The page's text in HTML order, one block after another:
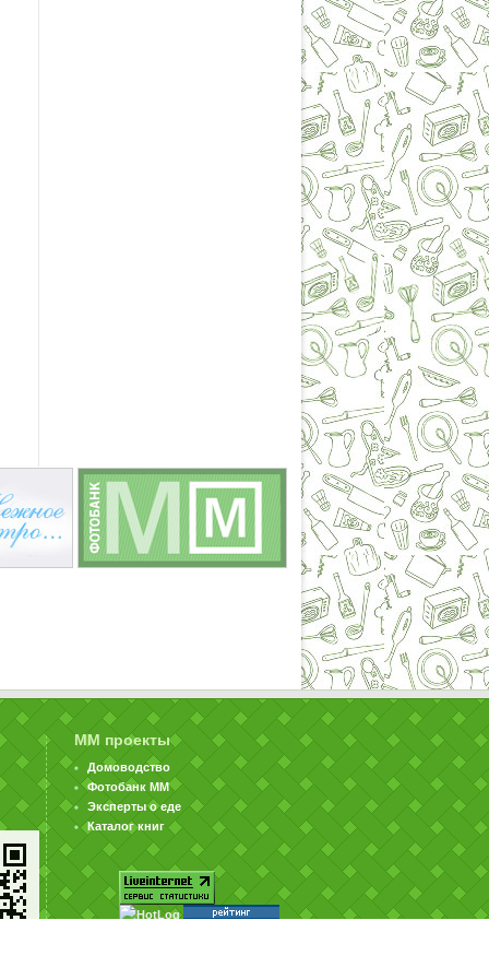
ММ проекты
Домоводство
Фотобанк ММ
Эксперты о еде
Каталог книг